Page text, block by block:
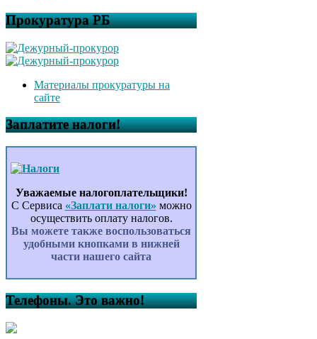
Прокуратура РБ
Материалы прокуратуры на
сайте
Заплатите налоги!
Уважаемые налогоплательщики!
С Сервиса «Заплати налоги» можно
осуществить оплату налогов.
Вы можете также воспользоваться
удобными кнопками в нижней
части нашего сайта
Телефоны. Это важно!